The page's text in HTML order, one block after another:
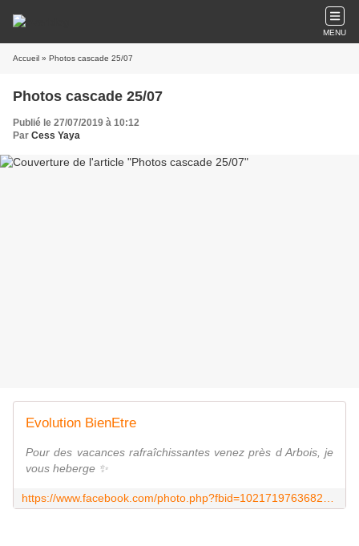
MENU
Accueil » Photos cascade 25/07
Photos cascade 25/07
Publié le 27/07/2019 à 10:12
Par Cess Yaya
Evolution BienEtre
Pour des vacances rafraîchissantes venez près d Arbois, je
vous heberge ✨